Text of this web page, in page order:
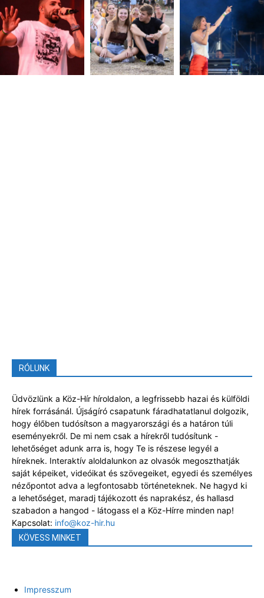
RÓLUNK
Üdvözlünk a Köz-Hír híroldalon, a legfrissebb hazai és külföldi
hírek forrásánál. Újságíró csapatunk fáradhatatlanul dolgozik,
hogy élőben tudósítson a magyarországi és a határon túli
eseményekről. De mi nem csak a hírekről tudósítunk -
lehetőséget adunk arra is, hogy Te is részese legyél a
híreknek. Interaktív aloldalunkon az olvasók megoszthatják
saját képeiket, videóikat és szövegeiket, egyedi és személyes
nézőpontot adva a legfontosabb történeteknek. Ne hagyd ki
a lehetőséget, maradj tájékozott és naprakész, és hallasd
szabadon a hangod - látogass el a Köz-Hírre minden nap!
Kapcsolat: info@koz-hir.hu
KÖVESS MINKET
Impresszum